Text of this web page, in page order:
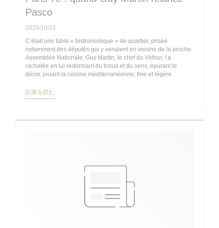
Pasco
2020/10/23
C’était une table « bistronomique » de quartier, prisée
notamment des députés qui y venaient en voisins de la proche
Assemblée Nationale. Guy Martin, le chef du Véfour, l’a
rachetée en lui redonnant du tonus et du sens, épurant le
décor, jouant la cuisine méditerranéenne, fine et légère.
記事を読む((新しいウィンドウで開きます))